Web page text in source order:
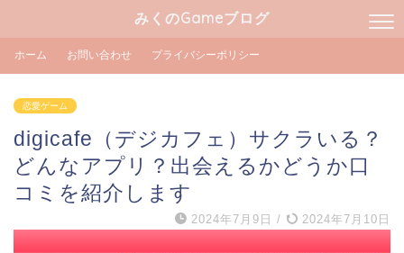
みくのGameブログ
ホーム お問い合わせ プライバシーポリシー
恋愛ゲーム
digicafe（デジカフェ）サクラいる？
どんなアプリ？出会えるかどうか口
コミを紹介します
2024年7月9日 / 2024年7月10日